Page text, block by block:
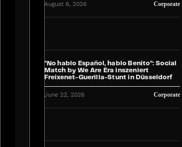
August 6, 2026 Corporate
"No hablo Español, hablo Benito": Social
Match by We Are Era inszeniert
Freixenet-Guerilla-Stunt in Düsseldorf
June 22, 2026 Corporate